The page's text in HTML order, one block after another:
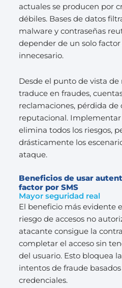
actuales se producen por
débiles. Bases de datos
malware y contraseñas
depender de un solo factor
innecesario.
Desde el punto de vista de
traduce en fraudes,
reclamaciones, pérdida de
reputacional. Implementar
elimina todos los riesgos,
drásticamente los
ataque.
Beneficios de usar
factor por SMS
Mayor seguridad real
El beneficio más evidente
riesgo de accesos no
atacante consigue la
completar el acceso sin
del usuario. Esto bloquea
intentos de fraude
credenciales.